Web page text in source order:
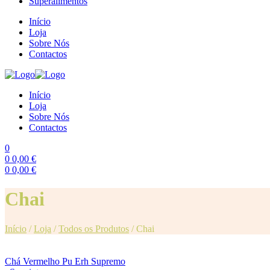
Início
Loja
Sobre Nós
Contactos
Início
Loja
Sobre Nós
Contactos
0
0 0,00 €
0 0,00 €
Chai
Início /Loja /Todos os Produtos /Chai
Chá Vermelho Pu Erh Supremo